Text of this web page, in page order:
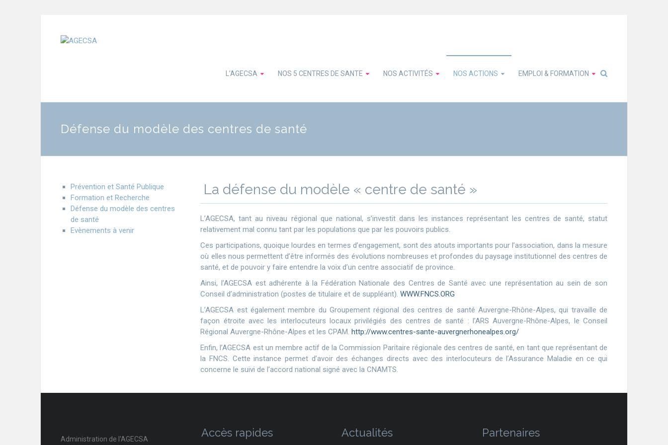
L’AGECSA NOS 5 CENTRES DE SANTE NOS ACTIVITÉS NOS ACTIONS EMPLOI & FORMATION
Défense du modèle des centres de santé
Prévention et Santé Publique
Formation et Recherche
Défense du modèle des centres
de santé
Evènements à venir
La défense du modèle « centre de santé »
L’AGECSA, tant au niveau régional que national, s’investit dans les instances représentant les centres de santé, statut
relativement mal connu tant par les populations que par les pouvoirs publics.
Ces participations, quoique lourdes en termes d’engagement, sont des atouts importants pour l’association, dans la mesure
où elles nous permettent d’être informés des évolutions nombreuses et profondes du paysage institutionnel des centres de
santé, et de pouvoir y faire entendre la voix d’un centre associatif de province.
Ainsi, l’AGECSA est adhérente à la Fédération Nationale des Centres de Santé avec une représentation au sein de son
Conseil d’administration (postes de titulaire et de suppléant).WWW.FNCS.ORG
L’AGECSA est également membre du Groupement régional des centres de santé Auvergne-Rhône-Alpes, qui travaille de
façon étroite avec les interlocuteurs locaux privilégiés des centres de santé : l’ARS Auvergne-Rhône-Alpes, le Conseil
Régional Auvergne-Rhône-Alpes et les CPAM.http://www.centres-sante-auvergnerhonealpes.org/
Enfin, l’AGECSA est un membre actif de la Commission Paritaire régionale des centres de santé, en tant que représentant de
la FNCS. Cette instance permet d’avoir des échanges directs avec des interlocuteurs de l’Assurance Maladie en ce qui
concerne le suivi de l’accord national signé avec la CNAMTS.
Administration de l'AGECSA
Accès rapides Actualités Partenaires